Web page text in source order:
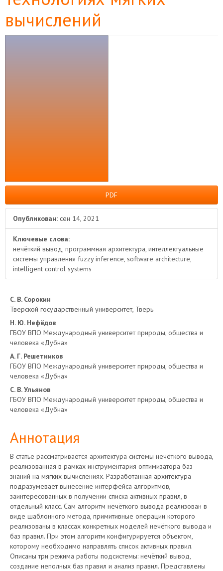
вычислений
PDF
Опубликован: сен 14, 2021
Ключевые слова:
нечёткий вывод, программная архитектура, интеллектуальные
системы управления fuzzy inference, software architecture,
intelligent control systems
Основное
содержимое
статьи
С. В. Сорокин
Тверской государственный университет, Тверь
Н. Ю. Нефёдов
ГБОУ ВПО Международный университет природы, общества и
человека «Дубна»
А. Г. Решетников
ГБОУ ВПО Международный университет природы, общества и
человека «Дубна»
С. В. Ульянов
ГБОУ ВПО Международный университет природы, общества и
человека «Дубна»
Аннотация
В статье рассматривается архитектура системы нечёткого вывода,
реализованная в рамках инструментария оптимизатора баз
знаний на мягких вычислениях. Разработанная архитектура
подразумевает вынесение интерфейса алгоритмов,
заинтересованных в получении списка активных правил, в
отдельный класс. Сам алгоритм нечёткого вывода реализован в
виде шаблонного метода, примитивные операции которого
реализованы в классах конкретных моделей нечёткого вывода и
баз правил. При этом алгоритм конфигурируется объектом,
которому необходимо направлять список активных правил.
Описаны три режима работы подсистемы: нечёткий вывод,
создание неполных баз правил и анализ правил. Представлены